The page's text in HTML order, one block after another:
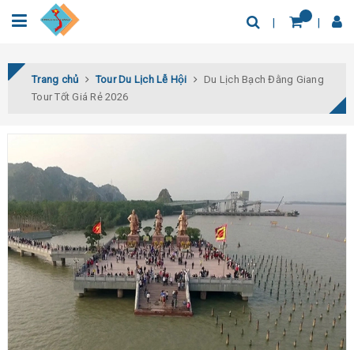
0932.04.03.78 Tìm thêm địa điểm
Trang chủ Tour Du Lịch Lễ Hội
Du Lịch Bạch Đằng Giang
Tour Tốt Giá Rẻ 2026